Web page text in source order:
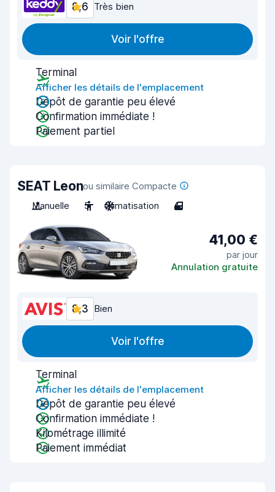
8,6 Très bien
Voir l'offre
Terminal
Afficher les détails de l'emplacement
Dépôt de garantie peu élevé
Confirmation immédiate !
Paiement partiel
SEAT Leonou similaire Compacte
Manuelle
5 Climatisation 4
41,00 €
par jour
Annulation gratuite
8,3 Bien
Voir l'offre
Terminal
Afficher les détails de l'emplacement
Dépôt de garantie peu élevé
Confirmation immédiate !
Kilométrage illimité
Paiement immédiat